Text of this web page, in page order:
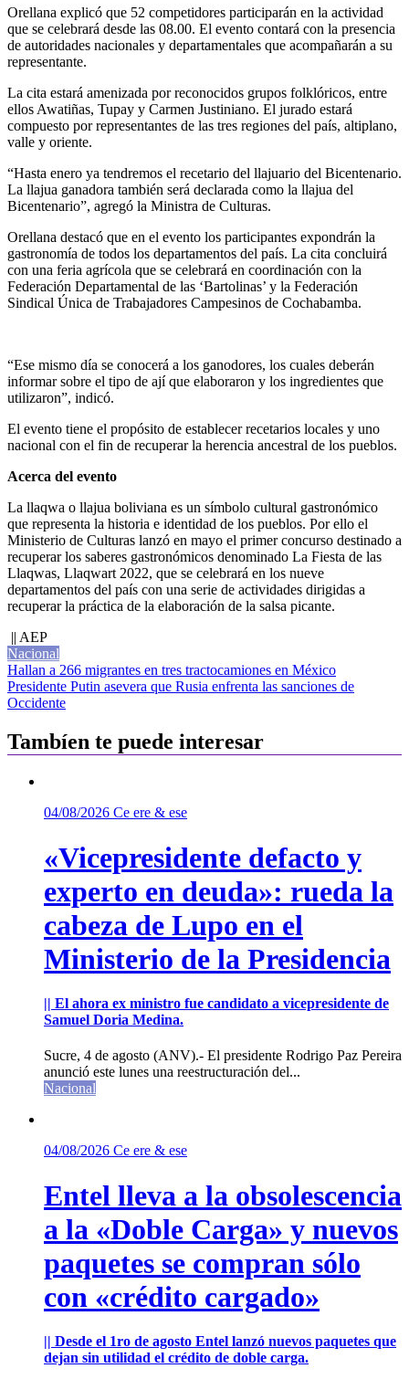
Orellana explicó que 52 competidores participarán en la actividad
que se celebrará desde las 08.00. El evento contará con la presencia
de autoridades nacionales y departamentales que acompañarán a su
representante.
La cita estará amenizada por reconocidos grupos folklóricos, entre
ellos Awatiñas, Tupay y Carmen Justiniano. El jurado estará
compuesto por representantes de las tres regiones del país, altiplano,
valle y oriente.
“Hasta enero ya tendremos el recetario del llajuario del Bicentenario.
La llajua ganadora también será declarada como la llajua del
Bicentenario”, agregó la Ministra de Culturas.
Orellana destacó que en el evento los participantes expondrán la
gastronomía de todos los departamentos del país. La cita concluirá
con una feria agrícola que se celebrará en coordinación con la
Federación Departamental de las ‘Bartolinas’ y la Federación
Sindical Única de Trabajadores Campesinos de Cochabamba.
“Ese mismo día se conocerá a los ganodores, los cuales deberán
informar sobre el tipo de ají que elaboraron y los ingredientes que
utilizaron”, indicó.
El evento tiene el propósito de establecer recetarios locales y uno
nacional con el fin de recuperar la herencia ancestral de los pueblos.
Acerca del evento
La llaqwa o llajua boliviana es un símbolo cultural gastronómico
que representa la historia e identidad de los pueblos. Por ello el
Ministerio de Culturas lanzó en mayo el primer concurso destinado a
recuperar los saberes gastronómicos denominado La Fiesta de las
Llaqwas, Llaqwart 2022, que se celebrará en los nueve
departamentos del país con una serie de actividades dirigidas a
recuperar la práctica de la elaboración de la salsa picante.
|| AEP
Nacional
Navegación
de
Hallan a 266 migrantes en tres tractocamiones en México
Presidente Putin asevera que Rusia enfrenta las sanciones de
Occidente
Tambíen te puede interesar
04/08/2026 Ce ere & ese
«Vicepresidente defacto y
experto en deuda»: rueda la
cabeza de Lupo en el
Ministerio de la Presidencia
|| El ahora ex ministro fue candidato a vicepresidente de
Samuel Doria Medina.
Sucre, 4 de agosto (ANV).- El presidente Rodrigo Paz Pereira
anunció este lunes una reestructuración del...
Nacional
04/08/2026 Ce ere & ese
Entel lleva a la obsolescencia
a la «Doble Carga» y nuevos
paquetes se compran sólo
con «crédito cargado»
|| Desde el 1ro de agosto Entel lanzó nuevos paquetes que
dejan sin utilidad el crédito de doble carga.